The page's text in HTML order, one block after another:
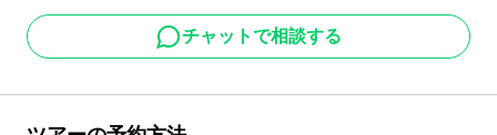
チャットで相談する